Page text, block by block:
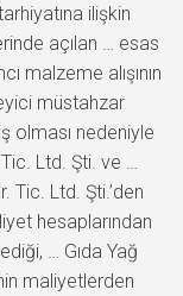
ilişkin
açılan … esas
malzeme alışının
müstahzar
olması nedeniyle
Ltd. Şti. ve …
Tic. Ltd. Şti.’den
hesaplarından
… Gıda Yağ
maliyetlerden